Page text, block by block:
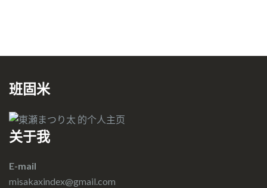
班固米
关于我
E-mail
misakaxindex@gmail.com